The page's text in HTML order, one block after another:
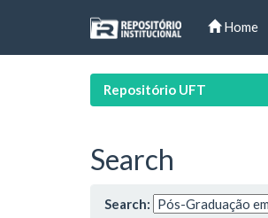
Home
Repositório UFT
Search
Search: